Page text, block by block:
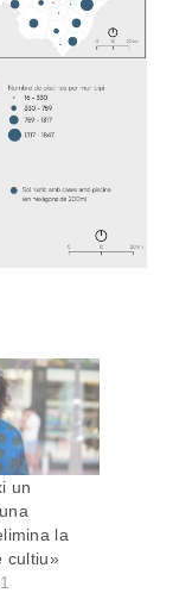
un
la
cultiu»